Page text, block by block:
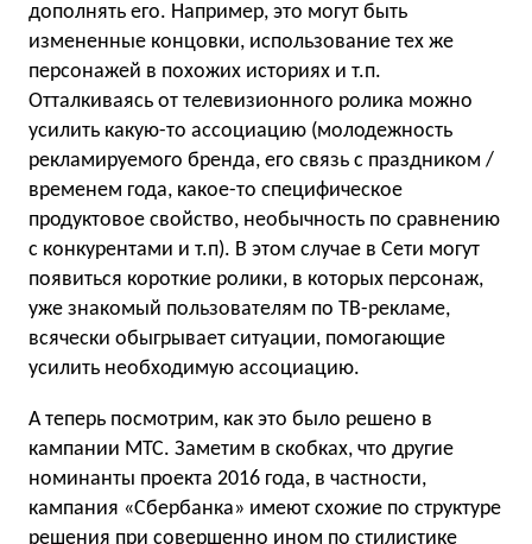
дополнять его. Например, это могут быть
измененные концовки, использование тех же
персонажей в похожих историях и т.п.
Отталкиваясь от телевизионного ролика можно
усилить какую-то ассоциацию (молодежность
рекламируемого бренда, его связь с праздником /
временем года, какое-то специфическое
продуктовое свойство, необычность по сравнению
с конкурентами и т.п). В этом случае в Сети могут
появиться короткие ролики, в которых персонаж,
уже знакомый пользователям по ТВ-рекламе,
всячески обыгрывает ситуации, помогающие
усилить необходимую ассоциацию.
А теперь посмотрим, как это было решено в
кампании МТС. Заметим в скобках, что другие
номинанты проекта 2016 года, в частности,
кампания «Сбербанка» имеют схожие по структуре
решения при совершенно ином по стилистике